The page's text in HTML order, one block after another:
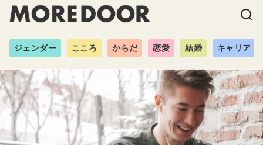
ジェンダー こころ からだ 恋愛 結婚 キャリア